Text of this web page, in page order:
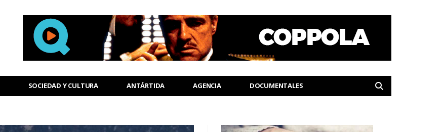
SOCIEDAD Y CULTURA ANTÁRTIDA AGENCIA DOCUMENTALES